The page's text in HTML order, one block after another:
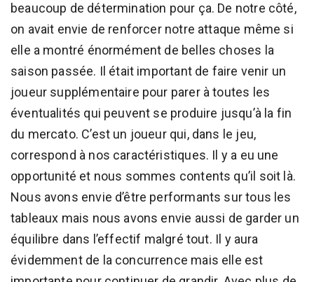
beaucoup de détermination pour ça. De notre côté,
on avait envie de renforcer notre attaque même si
elle a montré énormément de belles choses la
saison passée. Il était important de faire venir un
joueur supplémentaire pour parer à toutes les
éventualités qui peuvent se produire jusqu’à la fin
du mercato. C’est un joueur qui, dans le jeu,
correspond à nos caractéristiques. Il y a eu une
opportunité et nous sommes contents qu’il soit là.
Nous avons envie d’être performants sur tous les
tableaux mais nous avons envie aussi de garder un
équilibre dans l’effectif malgré tout. Il y aura
évidemment de la concurrence mais elle est